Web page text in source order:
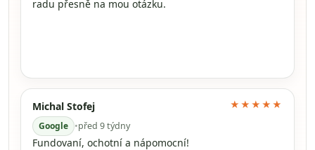
radu přesně na mou otázku.
Michal Stofej
Google •před 9 týdny
★★★★★
Fundovaní, ochotní a nápomocní!